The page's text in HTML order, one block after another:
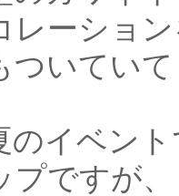
レーショ
ついてい
のイベン
プですが、